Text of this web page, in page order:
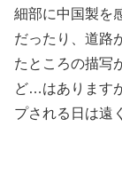
細部に中国製を
だったり、道路
たところの描写
ど…はあります
プされる日は遠